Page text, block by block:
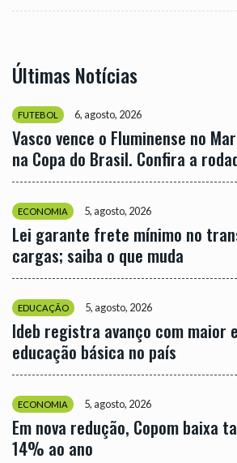
Últimas Notícias
FUTEBOL 6, agosto, 2026
Vasco vence o Fluminense no
na Copa do Brasil. Confira a
ECONOMIA 5, agosto, 2026
Lei garante frete mínimo no
cargas; saiba o que muda
EDUCAÇÃO 5, agosto, 2026
Ideb registra avanço com maior
educação básica no país
ECONOMIA 5, agosto, 2026
Em nova redução, Copom baixa
14% ao ano